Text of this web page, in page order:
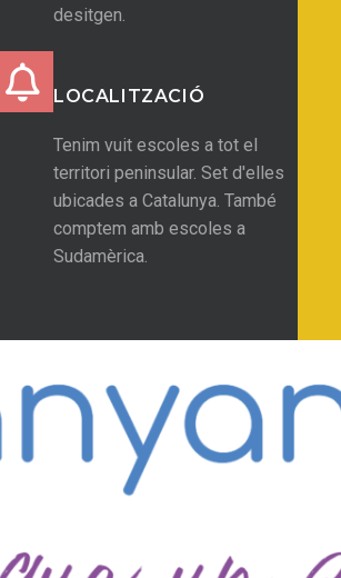
desitgen.
LOCALITZACIÓ
Tenim vuit escoles a tot el
territori peninsular. Set d'elles
ubicades a Catalunya. També
comptem amb escoles a
Sudamèrica.